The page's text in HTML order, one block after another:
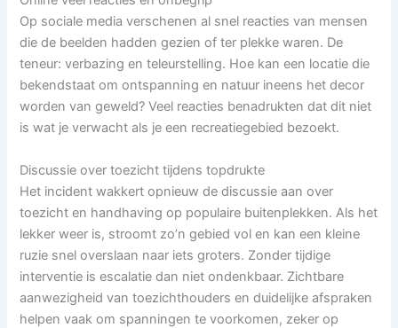
Op sociale media verschenen al snel reacties van mensen
die de beelden hadden gezien of ter plekke waren. De
teneur: verbazing en teleurstelling. Hoe kan een locatie die
bekendstaat om ontspanning en natuur ineens het decor
worden van geweld? Veel reacties benadrukten dat dit niet
is wat je verwacht als je een recreatiegebied bezoekt.
Discussie over toezicht tijdens topdrukte
Het incident wakkert opnieuw de discussie aan over
toezicht en handhaving op populaire buitenplekken. Als het
lekker weer is, stroomt zo’n gebied vol en kan een kleine
ruzie snel overslaan naar iets groters. Zonder tijdige
interventie is escalatie dan niet ondenkbaar. Zichtbare
aanwezigheid van toezichthouders en duidelijke afspraken
helpen vaak om spanningen te voorkomen, zeker op